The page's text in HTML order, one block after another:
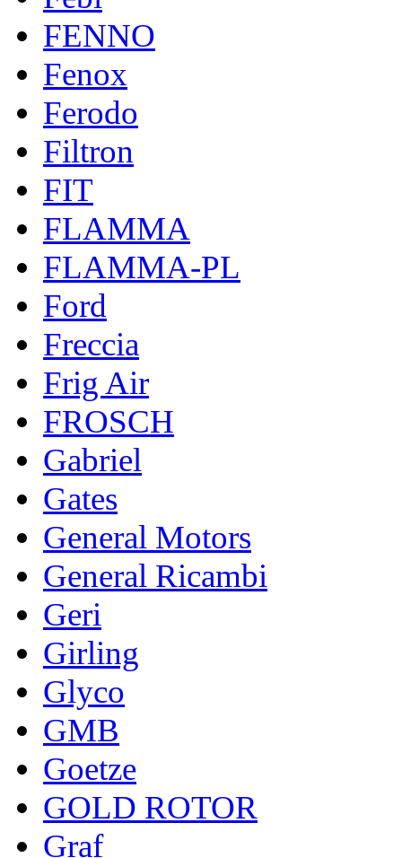
FENNO
Fenox
Ferodo
Filtron
FIT
FLAMMA
FLAMMA-PL
Ford
Freccia
Frig Air
FROSCH
Gabriel
Gates
General Motors
General Ricambi
Geri
Girling
Glyco
GMB
Goetze
GOLD ROTOR
Graf